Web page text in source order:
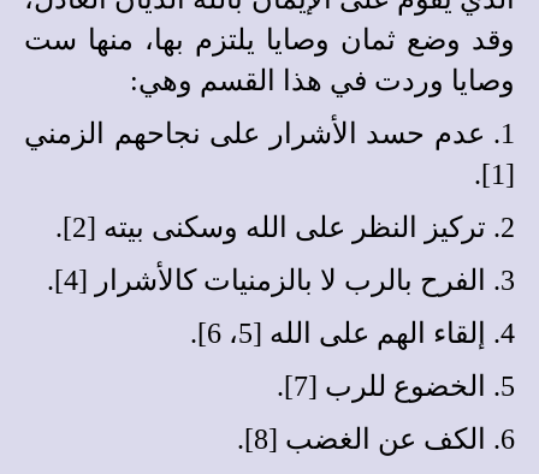
وقد وضع ثمان وصايا يلتزم بها، منها ست
وصايا وردت في هذا القسم وهي:
1. عدم حسد الأشرار على نجاحهم الزمني
[1].
2. تركيز النظر على الله وسكنى بيته [2].
3. الفرح بالرب لا بالزمنيات كالأشرار [4].
4. إلقاء الهم على الله [5، 6].
5. الخضوع للرب [7].
6. الكف عن الغضب [8].